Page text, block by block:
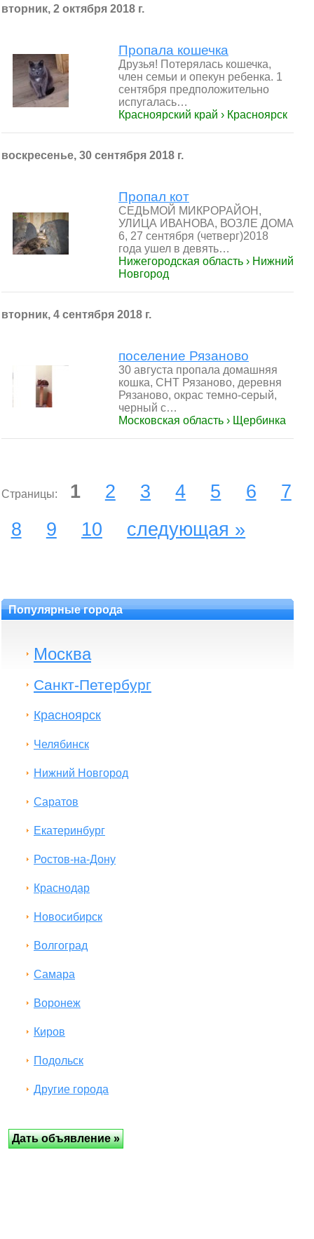
вторник, 2 октября 2018 г.
Пропала кошечка
Друзья! Потерялась кошечка,
член семьи и опекун ребенка. 1
сентября предположительно
испугалась…
Красноярский край › Красноярск
воскресенье, 30 сентября 2018 г.
Пропал кот
СЕДЬМОЙ МИКРОРАЙОН,
УЛИЦА ИВАНОВА, ВОЗЛЕ ДОМА
6, 27 сентября (четверг)2018
года ушел в девять…
Нижегородская область › Нижний
Новгород
вторник, 4 сентября 2018 г.
поселение Рязаново
30 августа пропала домашняя
кошка, СНТ Рязаново, деревня
Рязаново, окрас темно-серый,
черный с…
Московская область › Щербинка
Страницы: 1 2 3 4 5 6
7
8
9 10 следующая »
Популярные города
Москва
Санкт-Петербург
Красноярск
Челябинск
Нижний Новгород
Саратов
Екатеринбург
Ростов-на-Дону
Краснодар
Новосибирск
Волгоград
Самара
Воронеж
Киров
Подольск
Другие города